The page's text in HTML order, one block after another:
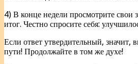
4) В конце недели просмотрите свои
итог. Честно спросите себя:
Если ответ утвердительный,
пути! Продолжайте в том же духе!